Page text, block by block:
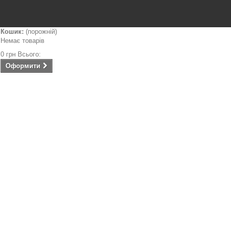
Кошик: (порожній)
Немає товарів
0 грн Всього:
Оформити